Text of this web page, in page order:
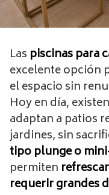
Las piscinas para
excelente opción
el espacio sin
Hoy en día,
adaptan a patios
jardines, sin
tipo plunge o
permiten
requerir grandes